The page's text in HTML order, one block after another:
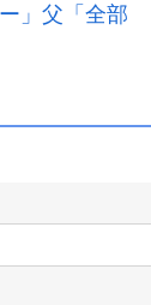
」父「全部